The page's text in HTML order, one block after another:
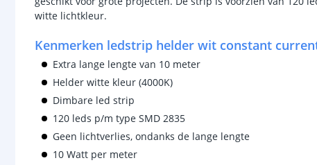
witte lichtkleur.
Kenmerken ledstrip helder wit constant
Extra lange lengte van 10 meter
Helder witte kleur (4000K)
Dimbare led strip
120 leds p/m type SMD 2835
Geen lichtverlies, ondanks de lange lengte
10 Watt per meter